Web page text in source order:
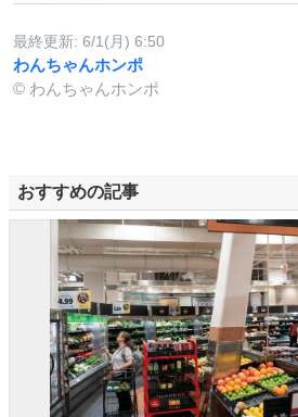
最終更新: 6/1(月) 6:50
わんちゃんホンポ
© わんちゃんホンポ
おすすめの記事